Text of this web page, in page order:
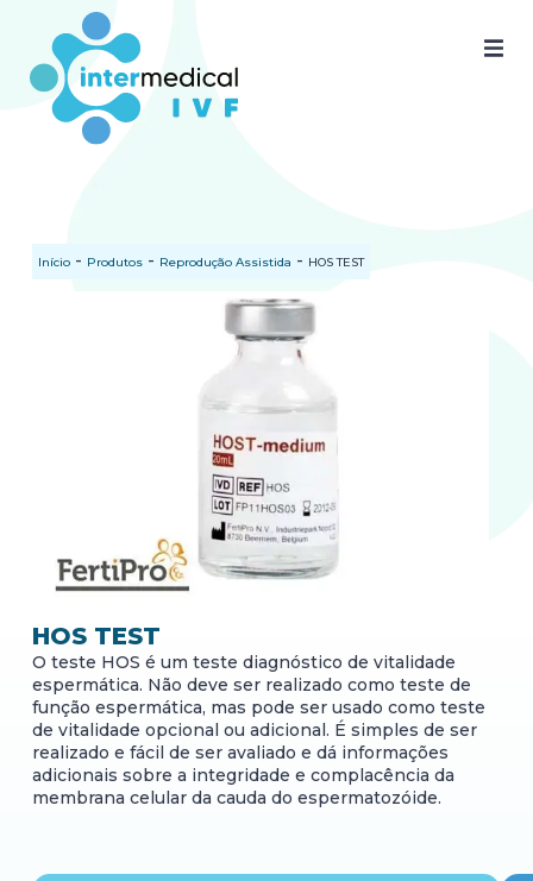
Home
SAC
Início - Produtos - Reprodução Assistida - HOS TEST
HOS TEST
O teste HOS é um teste diagnóstico de vitalidade
espermática. Não deve ser realizado como teste de
função espermática, mas pode ser usado como teste
de vitalidade opcional ou adicional. É simples de ser
realizado e fácil de ser avaliado e dá informações
adicionais sobre a integridade e complacência da
membrana celular da cauda do espermatozóide.